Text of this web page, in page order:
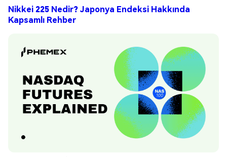
Nikkei 225 Nedir? Japonya Endeksi Hakkında
Kapsamlı Rehber